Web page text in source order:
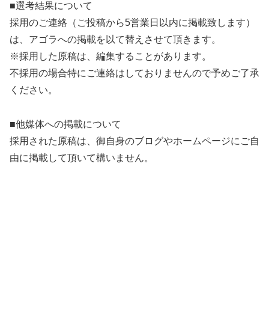
■選考結果について
採用のご連絡（ご投稿から5営業日以内に掲載致します）
は、アゴラへの掲載を以て替えさせて頂きます。
※採用した原稿は、編集することがあります。
不採用の場合特にご連絡はしておりませんので予めご了承
ください。
■他媒体への掲載について
採用された原稿は、御自身のブログやホームページにご自
由に掲載して頂いて構いません。